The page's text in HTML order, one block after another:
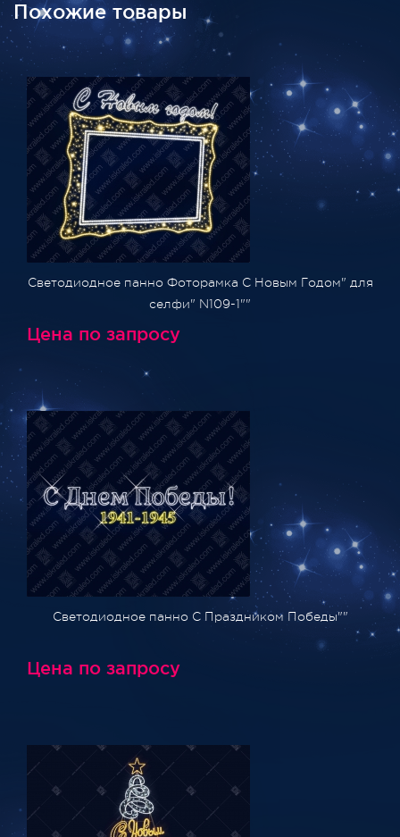
Похожие товары
Светодиодное панно Фоторамка С Новым Годом" для
селфи" N109-1""
Цена по запросу
Светодиодное панно С Праздником Победы""
Цена по запросу